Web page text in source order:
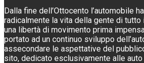
Dalla fine dell’Ottocento l’automobile
radicalmente la vita della gente di tutto
una libertà di movimento prima
portato ad un continuo sviluppo
assecondare le aspettative del
sito, dedicato esclusivamente alle auto